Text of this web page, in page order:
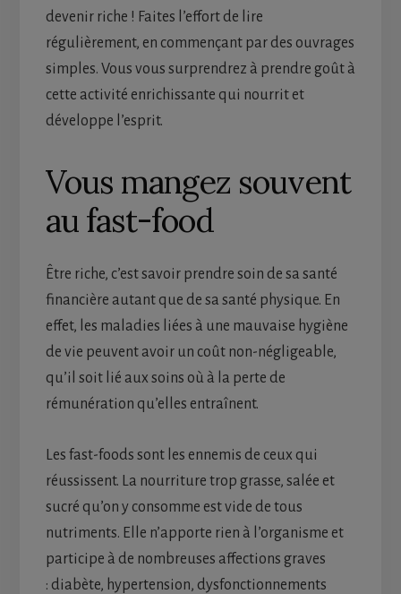
devenir riche ! Faites l’effort de lire
régulièrement, en commençant par des ouvrages
simples. Vous vous surprendrez à prendre goût à
cette activité enrichissante qui nourrit et
développe l’esprit.
Vous mangez souvent
au fast-food
Être riche, c’est savoir prendre soin de sa santé
financière autant que de sa santé physique. En
effet, les maladies liées à une mauvaise hygiène
de vie peuvent avoir un coût non-négligeable,
qu’il soit lié aux soins où à la perte de
rémunération qu’elles entraînent.
Les fast-foods sont les ennemis de ceux qui
réussissent. La nourriture trop grasse, salée et
sucré qu’on y consomme est vide de tous
nutriments. Elle n’apporte rien à l’organisme et
participe à de nombreuses affections graves
: diabète, hypertension, dysfonctionnements